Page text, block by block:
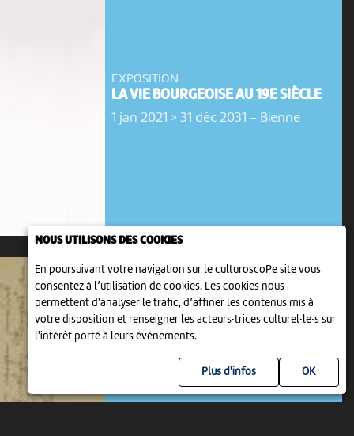
NOUS UTILISONS DES COOKIES
En poursuivant votre navigation sur le culturoscoPe site vous
consentez à l’utilisation de cookies. Les cookies nous
permettent d'analyser le trafic, d’affiner les contenus mis à
votre disposition et renseigner les acteurs·trices culturel·le·s sur
l'intérêt porté à leurs événements.
Plus d'infos
EXPOSITION
LA VIE BOURGEOISE AU 19E SIÈCLE
1 jan 2021 > 31 déc 2031 - Bienne
LES LETTRES DE ROBERT WALSER